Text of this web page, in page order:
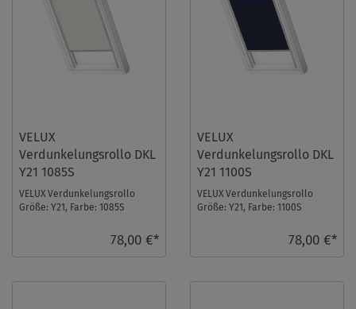
VELUX
Verdunkelungsrollo DKL
Y21 1085S
VELUX Verdunkelungsrollo
Größe: Y21, Farbe: 1085S
78,00 €*
VELUX
Verdunkelungsrollo DKL
Y21 1100S
VELUX Verdunkelungsrollo
Größe: Y21, Farbe: 1100S
78,00 €*